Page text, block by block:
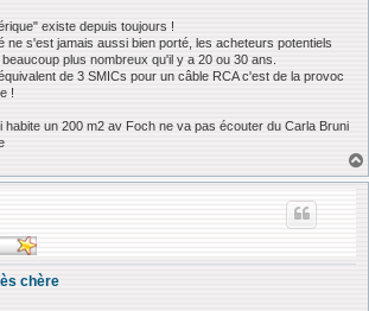
existe depuis toujours !
ne s'est jamais aussi bien porté, les acheteurs potentiels
plus nombreux qu'il y a 20 ou 30 ans.
de 3 SMICs pour un câble RCA c'est de la provoc
!
habite un 200 m2 av Foch ne va pas écouter du Carla Bruni
chère